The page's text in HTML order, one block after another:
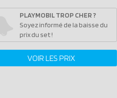
PLAYMOBIL TROP CHER ?
Soyez informé de la baisse du
prix du set !
VOIR LES PRIX